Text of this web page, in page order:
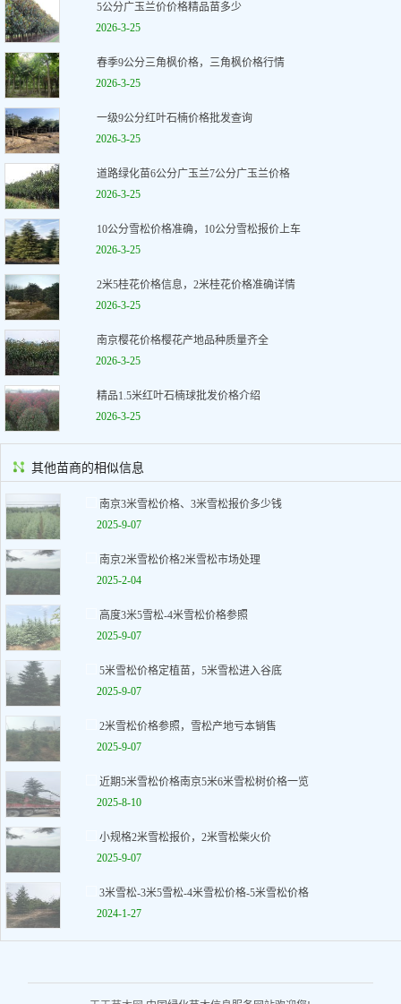
5公分广玉兰价价格精品苗多少
2026-3-25
春季9公分三角枫价格，三角枫价格行情
2026-3-25
一级9公分红叶石楠价格批发查询
2026-3-25
道路绿化苗6公分广玉兰7公分广玉兰价格
2026-3-25
10公分雪松价格准确，10公分雪松报价上车
2026-3-25
2米5桂花价格信息，2米桂花价格准确详情
2026-3-25
南京樱花价格樱花产地品种质量齐全
2026-3-25
精品1.5米红叶石楠球批发价格介绍
2026-3-25
其他苗商的相似信息
南京3米雪松价格、3米雪松报价多少钱
2025-9-07
南京2米雪松价格2米雪松市场处理
2025-2-04
高度3米5雪松-4米雪松价格参照
2025-9-07
5米雪松价格定植苗，5米雪松进入谷底
2025-9-07
2米雪松价格参照，雪松产地亏本销售
2025-9-07
近期5米雪松价格南京5米6米雪松树价格一览
2025-8-10
小规格2米雪松报价，2米雪松柴火价
2025-9-07
3米雪松-3米5雪松-4米雪松价格-5米雪松价格
2024-1-27